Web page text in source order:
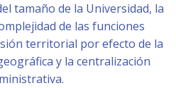
tamaño de la Universidad, la
de las funciones
territorial por efecto de la
y la centralización